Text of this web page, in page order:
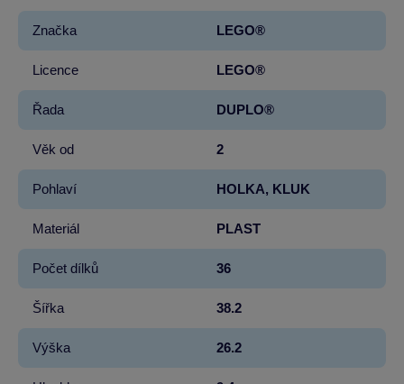
Značka LEGO®
Licence LEGO®
Řada DUPLO®
Věk od 2
Pohlaví HOLKA, KLUK
Materiál PLAST
Počet dílků 36
Šířka 38.2
Výška 26.2